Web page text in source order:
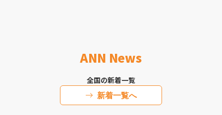
ANN News
全国の新着一覧
新着一覧へ